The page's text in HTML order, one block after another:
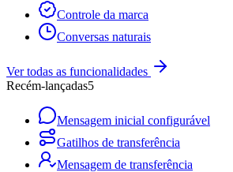
Controle da marca
Conversas naturais
Ver todas as funcionalidades
Recém-lançadas5
Mensagem inicial configurável
Gatilhos de transferência
Mensagem de transferência